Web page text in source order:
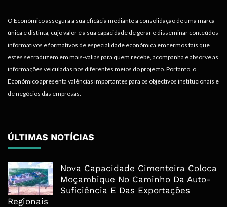
O Económico assegura a sua eficácia mediante a consolidação de uma marca
única e distinta, cujo valor é a sua capacidade de gerar e disseminar conteúdos
informativos e formativos de especialidade económica em termos tais que
estes se traduzem em mais-valias para quem recebe, acompanha e absorve as
informações veiculadas nos diferentes meios do projecto. Portanto, o
Económico apresenta valências importantes para os objectivos institucionais e
de negócios das empresas.
ÚLTIMAS NOTÍCIAS
Nova Capacidade Cimenteira Coloca
Moçambique No Caminho Da Auto-
Suficiência E Das Exportações
Regionais